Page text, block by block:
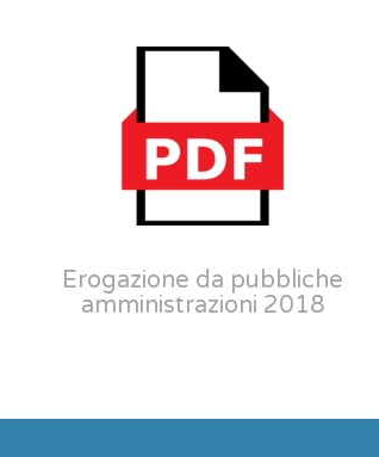
Erogazione da pubbliche
amministrazioni 2018